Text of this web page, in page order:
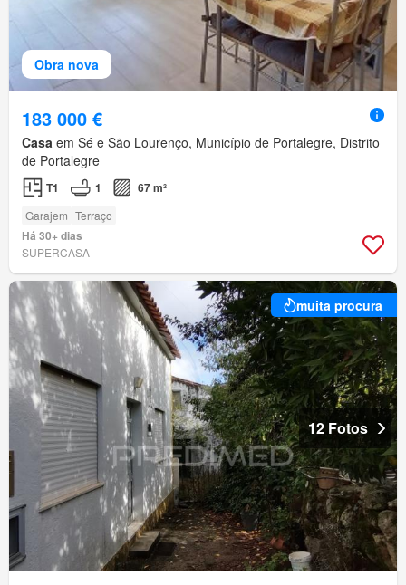
Obra nova
183 000 €
Casa em Sé e São Lourenço, Município de Portalegre, Distrito
de Portalegre
T1 1 67 m²
Garajem Terraço
Há 30+ dias
SUPERCASA
muita procura
12 Fotos